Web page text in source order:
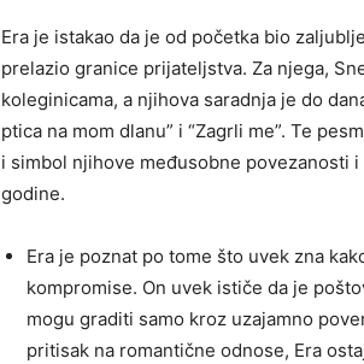
Era je istakao da je od početka bio
prelazio granice prijateljstva. Za njega,
koleginicama, a njihova saradnja je do
ptica na mom dlanu” i “Zagrli me”. Te
i simbol njihove međusobne povezanosti
godine.
Era je poznat po tome što uvek zna
kompromise. On uvek ističe da je
mogu graditi samo kroz uzajamno
pritisak na romantične odnose, Era